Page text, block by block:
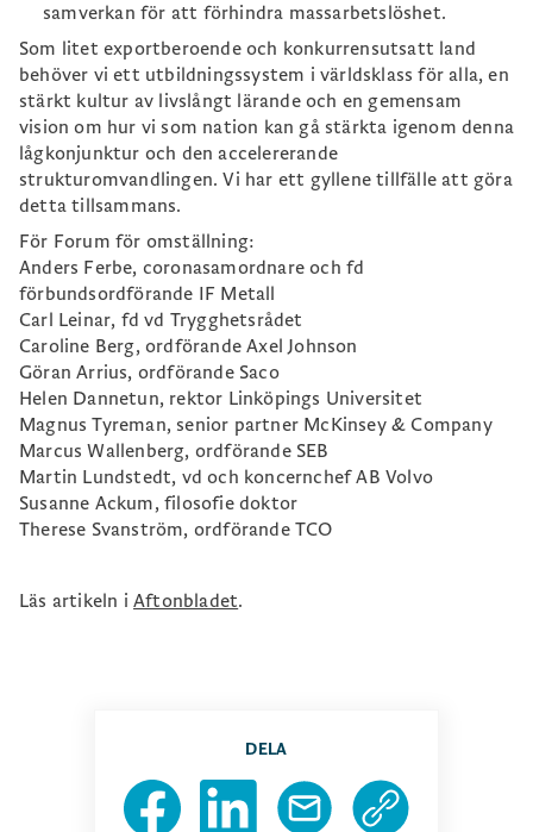
DELA
samverkan för att förhindra massarbetslöshet.
Som litet exportberoende och konkurrensutsatt land
behöver vi ett utbildningssystem i världsklass för alla, en
stärkt kultur av livslångt lärande och en gemensam
vision om hur vi som nation kan gå stärkta igenom denna
lågkonjunktur och den accelererande
strukturomvandlingen. Vi har ett gyllene tillfälle att göra
detta tillsammans.
För Forum för omställning:
Anders Ferbe, coronasamordnare och fd
förbundsordförande IF Metall
Carl Leinar, fd vd Trygghetsrådet
Caroline Berg, ordförande Axel Johnson
Göran Arrius, ordförande Saco
Helen Dannetun, rektor Linköpings Universitet
Magnus Tyreman, senior partner McKinsey & Company
Marcus Wallenberg, ordförande SEB
Martin Lundstedt, vd och koncernchef AB Volvo
Susanne Ackum, filosofie doktor
Therese Svanström, ordförande TCO
Läs artikeln i Aftonbladet.